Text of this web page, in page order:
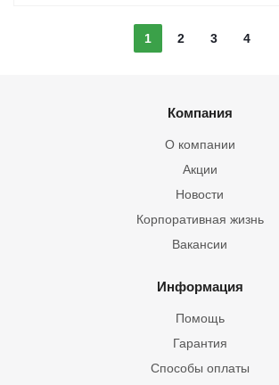
1 2 3 4
Компания
О компании
Акции
Новости
Корпоративная жизнь
Вакансии
Информация
Помощь
Гарантия
Способы оплаты